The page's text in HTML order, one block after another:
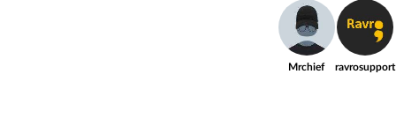
ravrosupport
Mrchief